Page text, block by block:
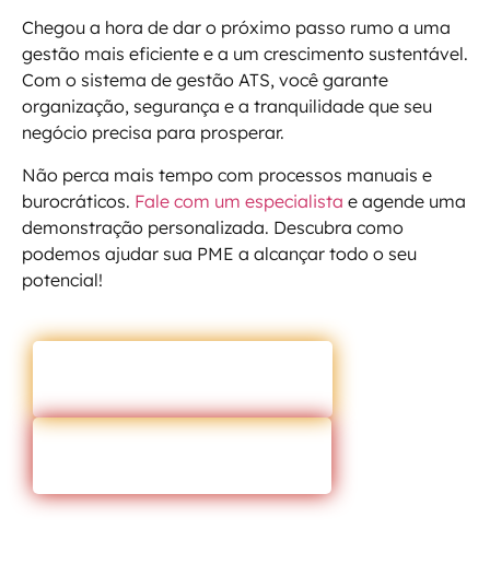
Chegou a hora de dar o próximo passo rumo a uma
gestão mais eficiente e a um crescimento sustentável.
Com o sistema de gestão ATS, você garante
organização, segurança e a tranquilidade que seu
negócio precisa para prosperar.
Não perca mais tempo com processos manuais e
burocráticos. Fale com um especialista e agende uma
demonstração personalizada. Descubra como
podemos ajudar sua PME a alcançar todo o seu
potencial!